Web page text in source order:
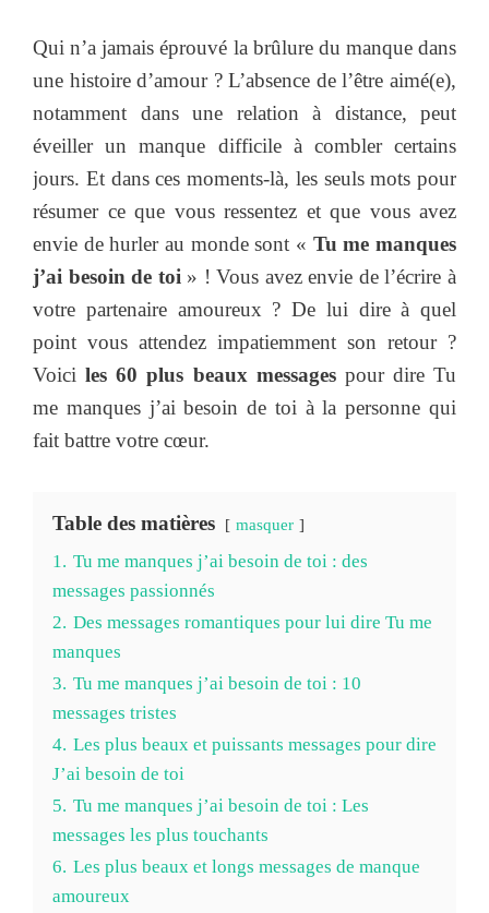
Qui n’a jamais éprouvé la brûlure du manque dans
une histoire d’amour ? L’absence de l’être aimé(e),
notamment dans une relation à distance, peut
éveiller un manque difficile à combler certains
jours. Et dans ces moments-là, les seuls mots pour
résumer ce que vous ressentez et que vous avez
envie de hurler au monde sont « Tu me manques
j’ai besoin de toi » ! Vous avez envie de l’écrire à
votre partenaire amoureux ? De lui dire à quel
point vous attendez impatiemment son retour ?
Voiciles 60 plus beaux messagespour dire Tu
me manques j’ai besoin de toi à la personne qui
fait battre votre cœur.
Table des matières masquer
1. Tu me manques j’ai besoin de toi : des
messages passionnés
2. Des messages romantiques pour lui dire Tu me
manques
3. Tu me manques j’ai besoin de toi : 10
messages tristes
4. Les plus beaux et puissants messages pour dire
J’ai besoin de toi
5. Tu me manques j’ai besoin de toi : Les
messages les plus touchants
6. Les plus beaux et longs messages de manque
amoureux